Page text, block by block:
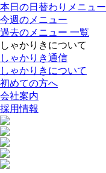
本日の日替わりメニュー
今週のメニュー
過去のメニュー 一覧
しゃかりきについて
しゃかりき通信
しゃかりきについて
初めての方へ
会社案内
採用情報